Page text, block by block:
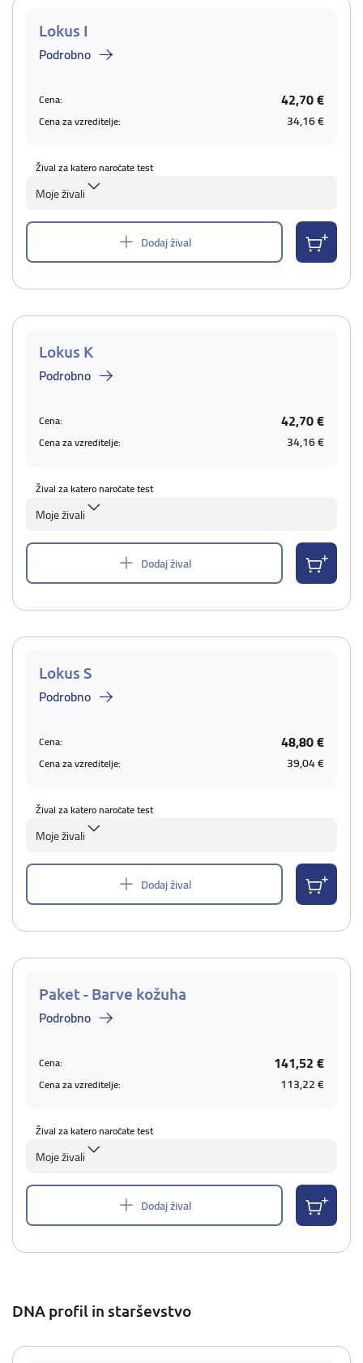
Lokus I
Podrobno
Cena: 42,70 €
Cena za vzreditelje: 34,16 €
Žival za katero naročate test
Moje živali
Dodaj žival
Lokus K
Podrobno
Cena: 42,70 €
Cena za vzreditelje: 34,16 €
Žival za katero naročate test
Moje živali
Dodaj žival
Lokus S
Podrobno
Cena: 48,80 €
Cena za vzreditelje: 39,04 €
Žival za katero naročate test
Moje živali
Dodaj žival
Paket - Barve kožuha
Podrobno
Cena: 141,52 €
Cena za vzreditelje: 113,22 €
Žival za katero naročate test
Moje živali
Dodaj žival
DNA profil in starševstvo